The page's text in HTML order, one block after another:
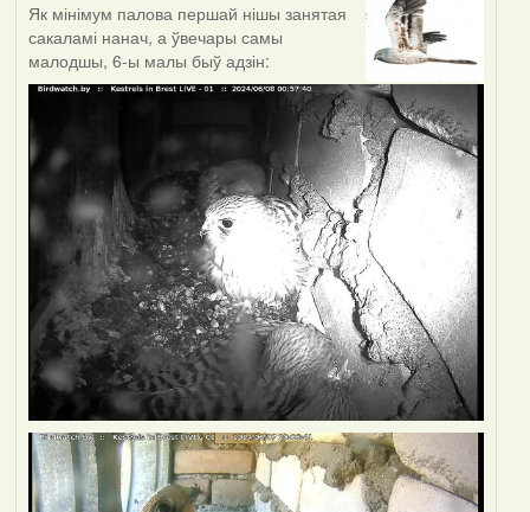
Як мінімум палова першай нішы занятая
сакаламі нанач, а ўвечары самы
малодшы, 6-ы малы быў адзін: